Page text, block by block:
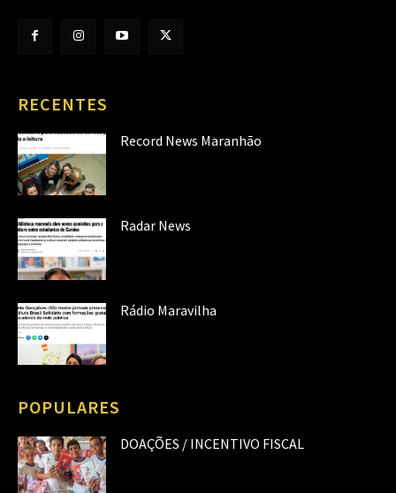
RECENTES
Record News Maranhão
Radar News
Rádio Maravilha
POPULARES
DOAÇÕES / INCENTIVO FISCAL